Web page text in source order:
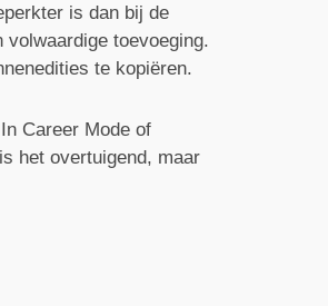
is dan bij de
toevoeging.
te kopiëren.
Career Mode of
het overtuigend, maar